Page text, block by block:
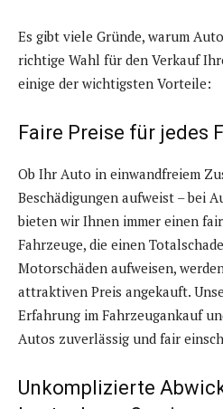
Es gibt viele Gründe, warum
richtige Wahl für den Verkauf
einige der wichtigsten Vorteile:
Faire Preise für jedes
Ob Ihr Auto in einwandfreiem
Beschädigungen aufweist – bei
bieten wir Ihnen immer einen
Fahrzeuge, die einen
Motorschäden aufweisen,
attraktiven Preis angekauft.
Erfahrung im Fahrzeugankauf
Autos zuverlässig und fair
Unkomplizierte